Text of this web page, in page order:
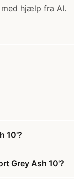
hjælp fra AI.
10'?
Grey Ash 10'?